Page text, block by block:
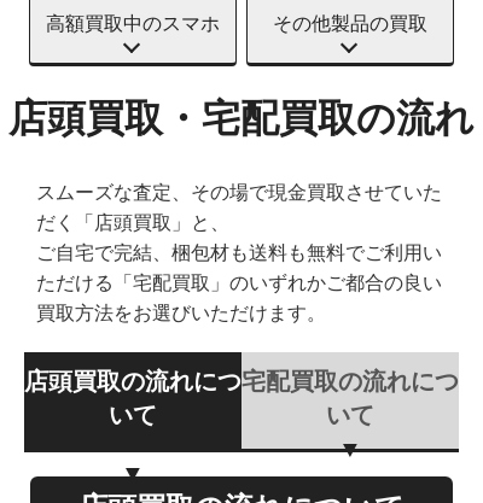
高額買取中のスマホ その他製品の買取
店頭買取・宅配買取の流れ
スムーズな査定、その場で現金買取させていた
だく「店頭買取」と、
ご自宅で完結、梱包材も送料も無料でご利用い
ただける「宅配買取」のいずれかご都合の良い
買取方法をお選びいただけます。
店頭買取の流れにつ
いて
宅配買取の流れにつ
いて